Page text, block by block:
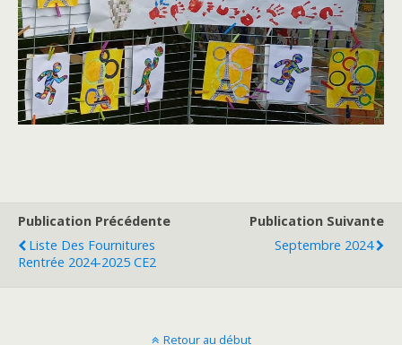
Publication Précédente
Liste Des Fournitures
Rentrée 2024-2025 CE2
Publication Suivante
Septembre 2024
Retour au début